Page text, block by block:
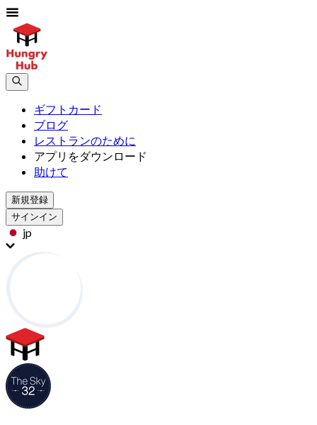
ギフトカード
ブログ
レストランのために
アプリをダウンロード
助けて
新規登録
サインイン
jp